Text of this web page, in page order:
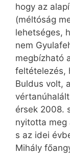
hogy az
(méltóság
lehetséges,
nem
megbízható
feltételezés,
Buldus volt,
érsek 2008.
nyitotta meg
s az idei
Mihály